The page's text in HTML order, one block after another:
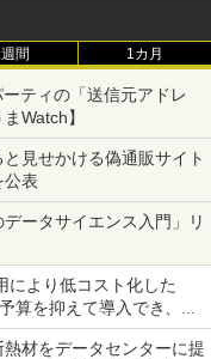
間 1カ月
ティの「送信元アドレ
Watch】
見せかける偽通販サイト
公表
ータサイエンス入門」リ
により低コスト化した
を抑えて導入でき、
材をデータセンターに提